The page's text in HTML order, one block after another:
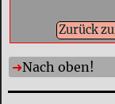
Zurück
Nach oben!